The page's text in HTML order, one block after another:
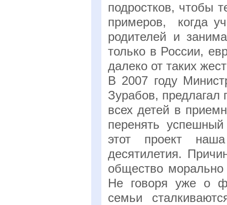
подростков, чтобы
примеров, когда
родителей и
только в России,
далеко от таких
В 2007 году
Зурабов, предлагал
всех детей в
перенять
этот проект
десятилетия.
общество
Не говоря уже о
семьи